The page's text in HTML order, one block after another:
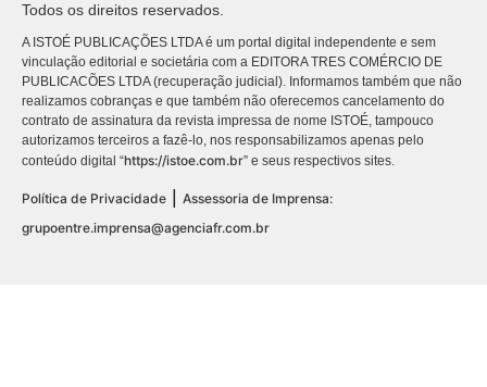
Todos os direitos reservados.
A ISTOÉ PUBLICAÇÕES LTDA é um portal digital independente e sem
vinculação editorial e societária com a EDITORA TRES COMÉRCIO DE
PUBLICACÕES LTDA (recuperação judicial). Informamos também que não
realizamos cobranças e que também não oferecemos cancelamento do
contrato de assinatura da revista impressa de nome ISTOÉ, tampouco
autorizamos terceiros a fazê-lo, nos responsabilizamos apenas pelo
conteúdo digital “https://istoe.com.br” e seus respectivos sites.
Política de Privacidade
Assessoria de Imprensa:
grupoentre.imprensa@agenciafr.com.br